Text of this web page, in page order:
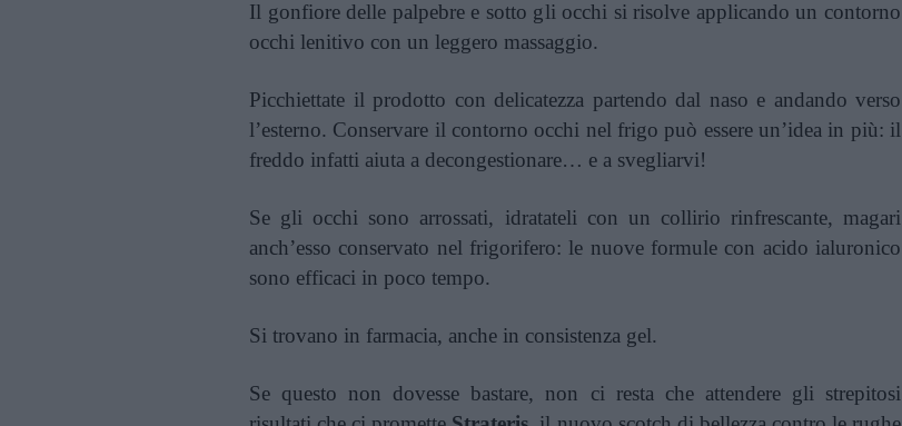
Il gonfiore delle palpebre e sotto gli occhi si risolve applicando un contorno
occhi lenitivo con un leggero massaggio.
Picchiettate il prodotto con delicatezza partendo dal naso e andando verso
l’esterno. Conservare il contorno occhi nel frigo può essere un’idea in più: il
freddo infatti aiuta a decongestionare… e a svegliarvi!
Se gli occhi sono arrossati, idratateli con un collirio rinfrescante, magari
anch’esso conservato nel frigorifero: le nuove formule con acido ialuronico
sono efficaci in poco tempo.
Si trovano in farmacia, anche in consistenza gel.
Se questo non dovesse bastare, non ci resta che attendere gli strepitosi